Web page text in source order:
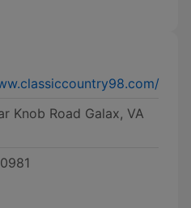
Knob Road Galax, VA